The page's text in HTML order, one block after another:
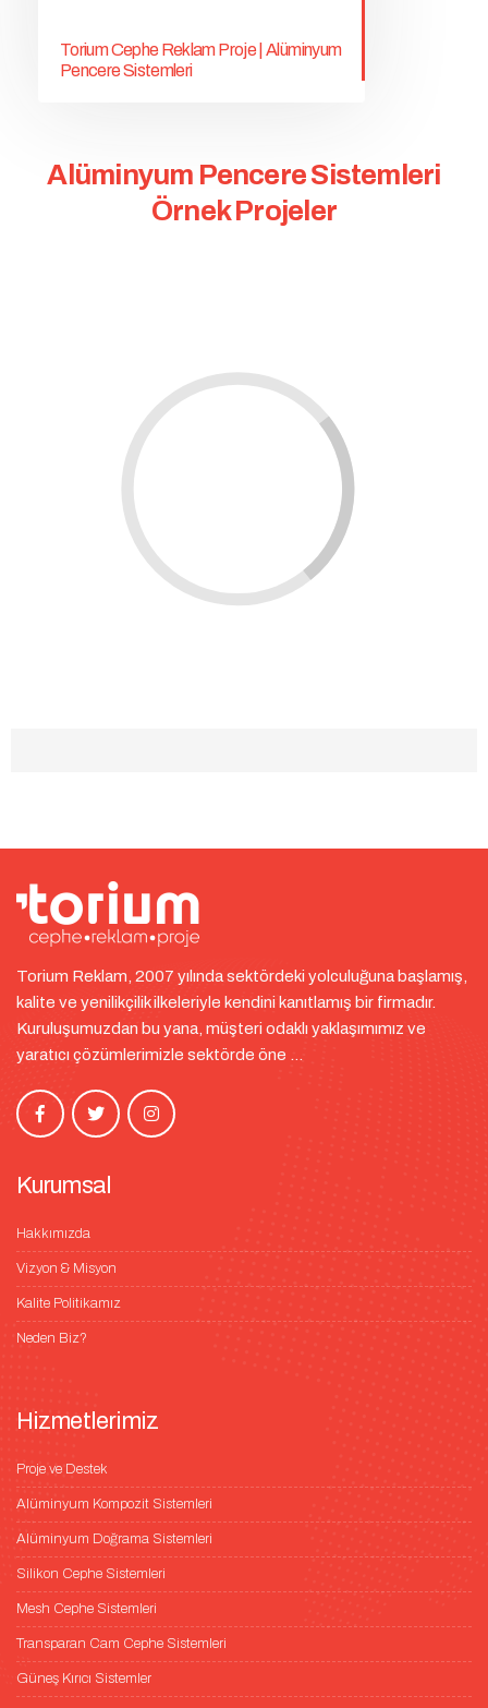
Torium Cephe Reklam Proje | Alüminyum
Pencere Sistemleri
Alüminyum Pencere Sistemleri
Örnek Projeler
Torium Reklam, 2007 yılında sektördeki yolculuğuna başlamış,
kalite ve yenilikçilik ilkeleriyle kendini kanıtlamış bir firmadır.
Kuruluşumuzdan bu yana, müşteri odaklı yaklaşımımız ve
yaratıcı çözümlerimizle sektörde öne ...
Kurumsal
Hakkımızda
Vizyon & Misyon
Kalite Politikamız
Neden Biz?
Hizmetlerimiz
Proje ve Destek
Alüminyum Kompozit Sistemleri
Alüminyum Doğrama Sistemleri
Silikon Cephe Sistemleri
Mesh Cephe Sistemleri
Transparan Cam Cephe Sistemleri
Güneş Kırıcı Sistemler